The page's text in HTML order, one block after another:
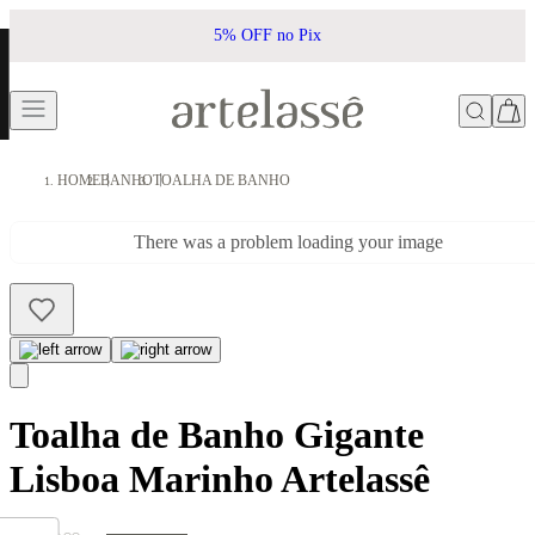
5% OFF no Pix
HOMEBANHOTOALHA DE BANHO
There was a problem loading your image
Toalha de Banho Gigante
Lisboa Marinho Artelassê